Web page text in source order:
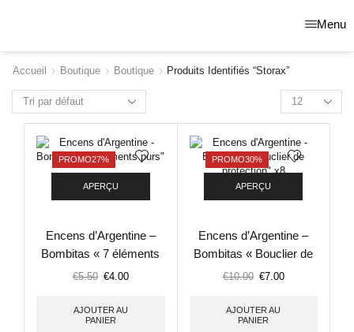
Menu
Accueil Boutique Boutique Produits Identifiés “storax”
PROMO27%
APERÇU
Encens d’Argentine –
Bombitas « 7 éléments
purs »
€5.50 €4.00
AJOUTER AU
PANIER
PROMO30%
APERÇU
Encens d’Argentine –
Bombitas « Bouclier de
protection » x8
€10.00 €7.00
AJOUTER AU
PANIER